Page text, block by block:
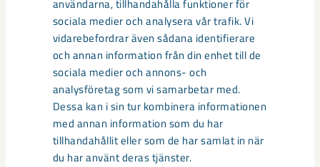
användarna, tillhandahålla funktioner för
sociala medier och analysera vår trafik. Vi
vidarebefordrar även sådana identifierare
och annan information från din enhet till de
sociala medier och annons- och
analysföretag som vi samarbetar med.
Dessa kan i sin tur kombinera informationen
med annan information som du har
tillhandahållit eller som de har samlat in när
du har använt deras tjänster.
Sibirien-området i gamla Kiruna
centrum avvecklas under 2026
Under sommaren 2026 fortsätter avveckling av fastigheter i
gamla Kiruna centrum på grund av den pågående gruvdriften
– bland annat ...